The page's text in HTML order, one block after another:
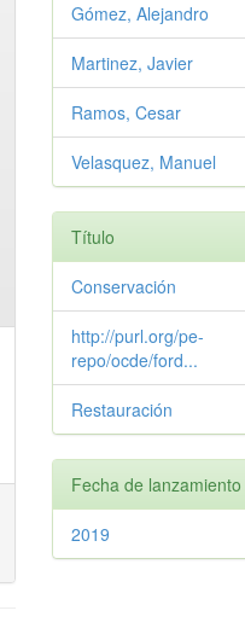
Gómez, Alejandro
Martinez, Javier
Ramos, Cesar
Velasquez, Manuel
Título
Conservación
http://purl.org/pe-
repo/ocde/ford...
Restauración
Fecha de lanzamiento
2019